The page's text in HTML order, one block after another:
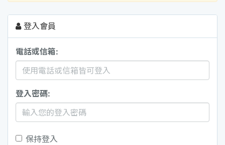
登入會員
電話或信箱:
登入密碼:
保持登入